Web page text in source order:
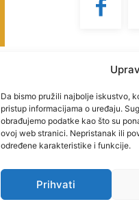
Da bismo pružili najbolje iskustvo,
pristup informacijama o uređaju.
obrađujemo podatke kao što su
ovoj web stranici. Nepristanak ili
određene karakteristike i funkcije.
Prihvati